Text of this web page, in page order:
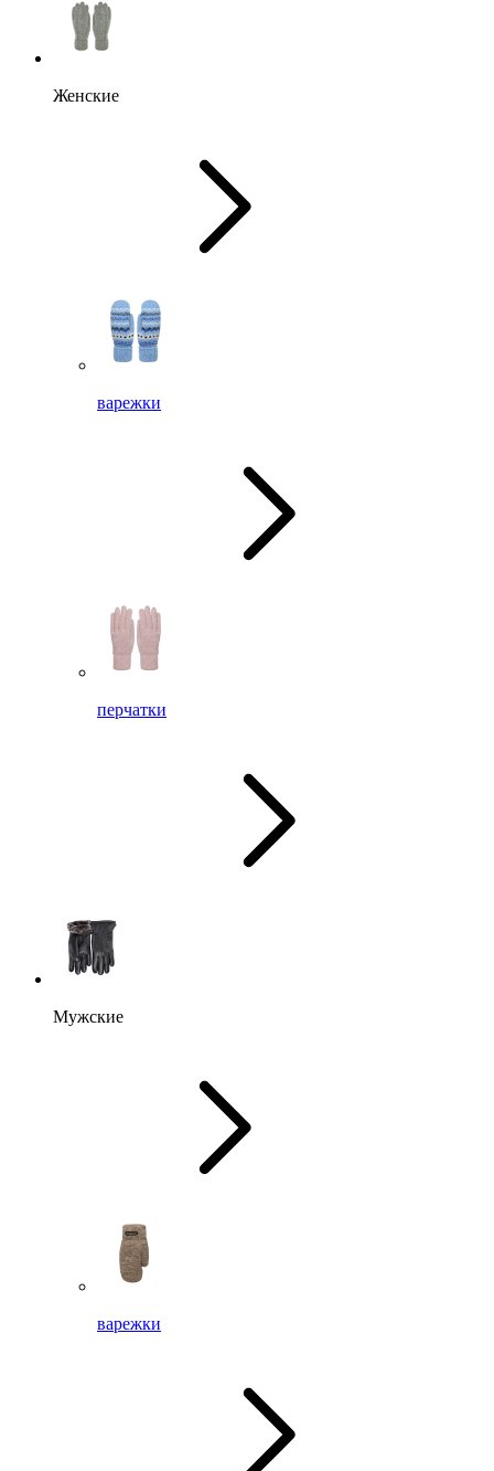
Женские
варежки
перчатки
Мужские
варежки